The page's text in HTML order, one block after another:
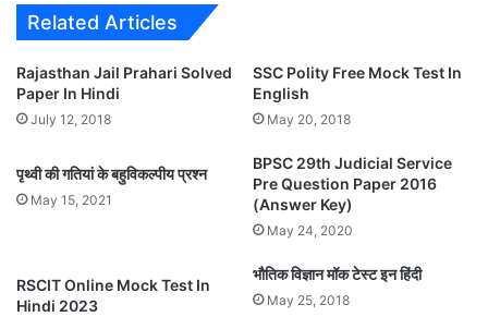
Related Articles
Rajasthan Jail Prahari Solved
Paper In Hindi
July 12, 2018
SSC Polity Free Mock Test In
English
May 20, 2018
पृथ्वी की गतियां के बहुविकल्पीय प्रश्न
May 15, 2021
BPSC 29th Judicial Service
Pre Question Paper 2016
(Answer Key)
May 24, 2020
RSCIT Online Mock Test In
Hindi 2023
भौतिक विज्ञान मॉक टेस्ट इन हिंदी
May 25, 2018